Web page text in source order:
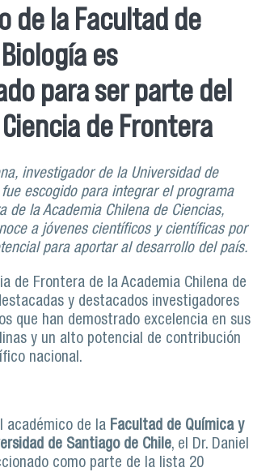
de la Facultad de
es
para ser parte del
de Frontera
investigador de la Universidad de
escogido para integrar el programa
de la Academia Chilena de Ciencias,
a jóvenes científicos y científicas por
para aportar al desarrollo del país.
de Frontera de la Academia Chilena de
y destacados investigadores
que han demostrado excelencia en sus
y un alto potencial de contribución
nacional.
académico de la Facultad de Química y
de Santiago de Chile, el Dr. Daniel
como parte de la lista 20